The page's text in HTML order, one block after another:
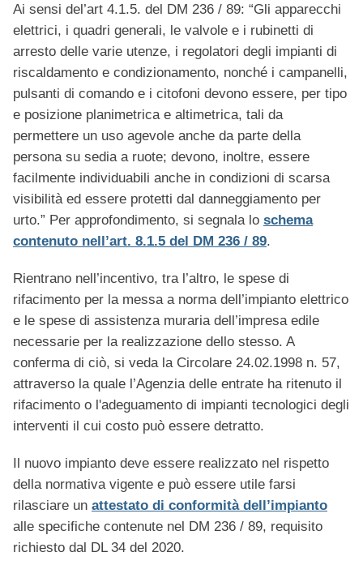
Ai sensi del’art 4.1.5. del DM 236 / 89: “Gli apparecchi
elettrici, i quadri generali, le valvole e i rubinetti di
arresto delle varie utenze, i regolatori degli impianti di
riscaldamento e condizionamento, nonché i campanelli,
pulsanti di comando e i citofoni devono essere, per tipo
e posizione planimetrica e altimetrica, tali da
permettere un uso agevole anche da parte della
persona su sedia a ruote; devono, inoltre, essere
facilmente individuabili anche in condizioni di scarsa
visibilità ed essere protetti dal danneggiamento per
urto.” Per approfondimento, si segnala lo schema
contenuto nell’art. 8.1.5 del DM 236 / 89.
Rientrano nell’incentivo, tra l’altro, le spese di
rifacimento per la messa a norma dell’impianto elettrico
e le spese di assistenza muraria dell’impresa edile
necessarie per la realizzazione dello stesso. A
conferma di ciò, si veda la Circolare 24.02.1998 n. 57,
attraverso la quale l’Agenzia delle entrate ha ritenuto il
rifacimento o l'adeguamento di impianti tecnologici degli
interventi il cui costo può essere detratto.
Il nuovo impianto deve essere realizzato nel rispetto
della normativa vigente e può essere utile farsi
rilasciare un attestato di conformità dell’impianto
alle specifiche contenute nel DM 236 / 89, requisito
richiesto dal DL 34 del 2020.